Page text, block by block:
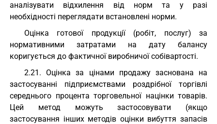
аналізувати відхилення від норм та у разі
необхідності переглядати встановлені норми.
Оцінка готової продукції (робіт, послуг) за
нормативними затратами на дату балансу
коригується до фактичної виробничої собівартості.
2.21. Оцінка за цінами продажу заснована на
застосуванні підприємствами роздрібної торгівлі
середнього процента торговельної націнки товарів.
Цей метод можуть застосовувати (якщо
застосування інших методів оцінки вибуття запасів